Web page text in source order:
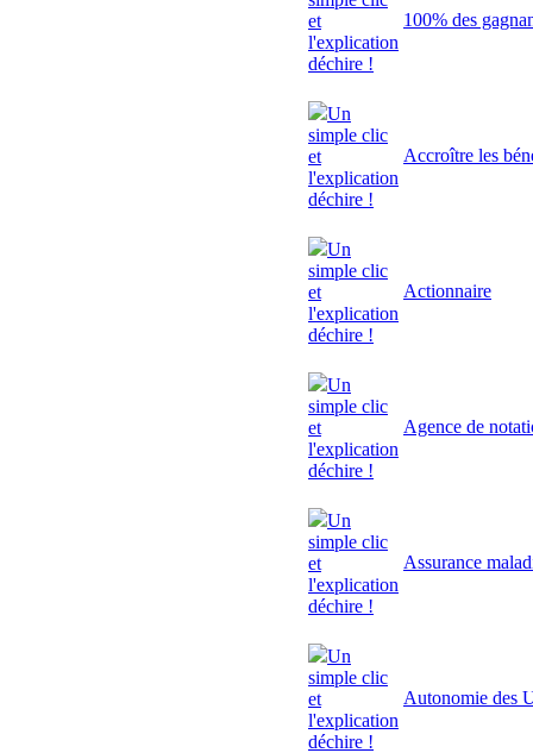
et
l'explication
déchire !
100% des
Un
simple clic
et
l'explication
déchire !
Accroître les
Un
simple clic
et
l'explication
déchire !
Actionnaire
Un
simple clic
et
l'explication
déchire !
Agence de
Un
simple clic
et
l'explication
déchire !
Assurance
Un
simple clic
et
l'explication
déchire !
Autonomie des